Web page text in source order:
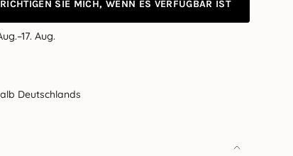
SIE MICH, WENN ES VERFÜGBAR IST
Aug.
Deutschlands